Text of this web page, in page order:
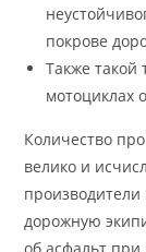
покрове
Также такой
мотоциклах
Количество
велико и
дорожную